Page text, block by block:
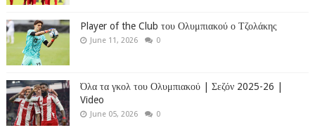
Player of the Club του Ολυμπιακού ο Τζολάκης
June 11, 2026 0
Όλα τα γκολ του Ολυμπιακού | Σεζόν 2025-26 |
Video
June 05, 2026 0